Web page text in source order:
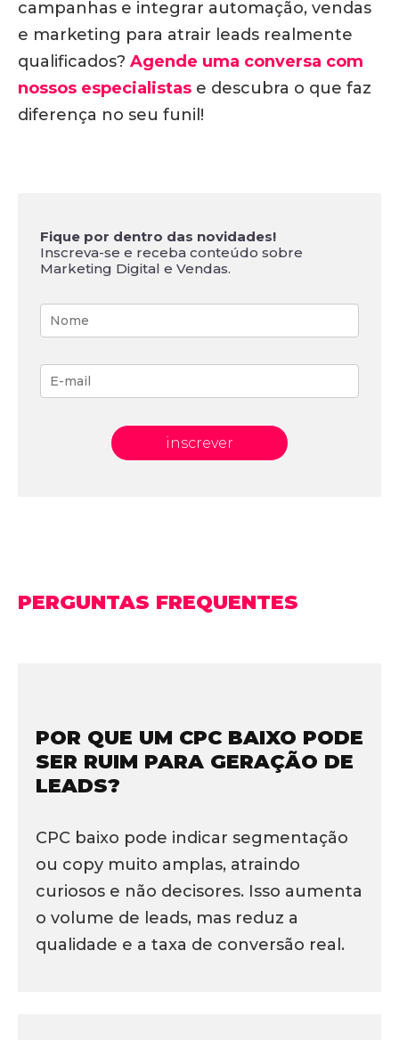
campanhas e integrar automação, vendas
e marketing para atrair leads realmente
qualificados? Agende uma conversa com
nossos especialistas e descubra o que faz
diferença no seu funil!
Fique por dentro das novidades!
Inscreva-se e receba conteúdo sobre
Marketing Digital e Vendas.
inscrever
PERGUNTAS FREQUENTES
POR QUE UM CPC BAIXO PODE
SER RUIM PARA GERAÇÃO DE
LEADS?
CPC baixo pode indicar segmentação
ou copy muito amplas, atraindo
curiosos e não decisores. Isso aumenta
o volume de leads, mas reduz a
qualidade e a taxa de conversão real.